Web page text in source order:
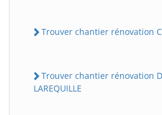
Trouver chantier rénovation
Trouver chantier rénovation
LAREQUILLE